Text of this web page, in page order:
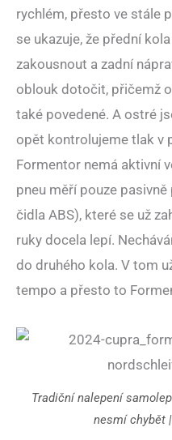
rychlém, přesto ve stále
se ukazuje, že přední
zakousnout a zadní
oblouk dotočit, přičemž
také povedené. A ostré
opět kontrolujeme tlak v
Formentor nemá aktivní
pneu měří pouze
čidla ABS), které se už
ruky docela lepí.
do druhého kola. V tom
tempo a přesto to
Tradiční nalepení
nesmí chybět